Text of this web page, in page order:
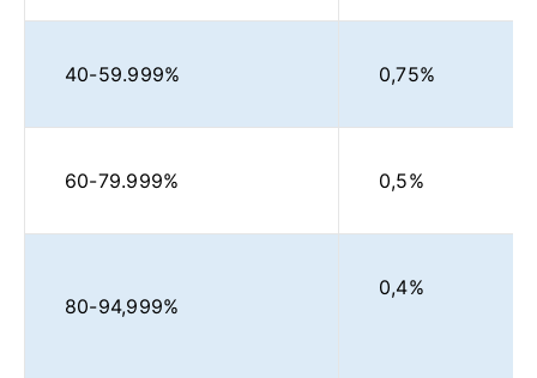
40-59.999% 0,75%
60-79.999% 0,5%
80-94,999%
0,4%